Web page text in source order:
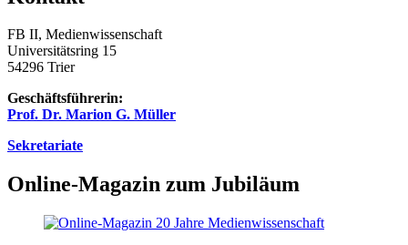
FB II, Medienwissenschaft
Universitätsring 15
54296 Trier
Geschäftsführerin:
Prof. Dr. Marion G. Müller
Sekretariate
Online-Magazin zum Jubiläum